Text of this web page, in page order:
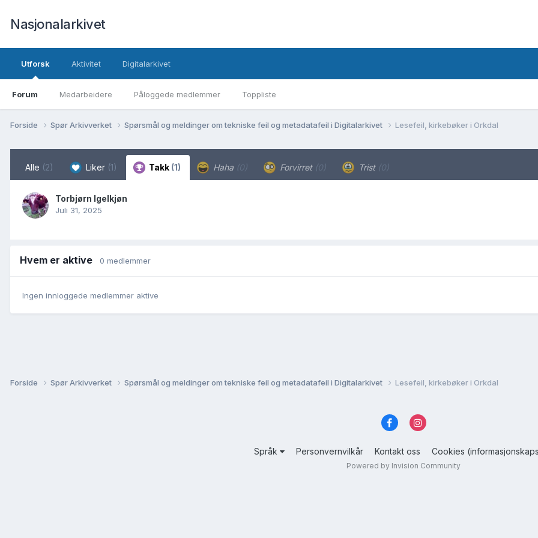
Nasjonalarkivet
Utforsk
Forum Medarbeidere Påloggede medlemmer Toppliste
Aktivitet Digitalarkivet
Forside Spør Arkivverket Spørsmål og meldinger om tekniske feil og metadatafeil i Digitalarkivet Lesefeil, kirkebøker i Orkdal
Alle (2) Liker (1) Takk (1) Haha (0) Forvirret (0) Trist (0)
Torbjørn Igelkjøn
Juli 31, 2025
Hvem er aktive 0 medlemmer
Ingen innloggede medlemmer aktive
Forside Spør Arkivverket Spørsmål og meldinger om tekniske feil og metadatafeil i Digitalarkivet Lesefeil, kirkebøker i Orkdal
Språk Personvernvilkår Kontakt oss Cookies
Powered by Invision Community